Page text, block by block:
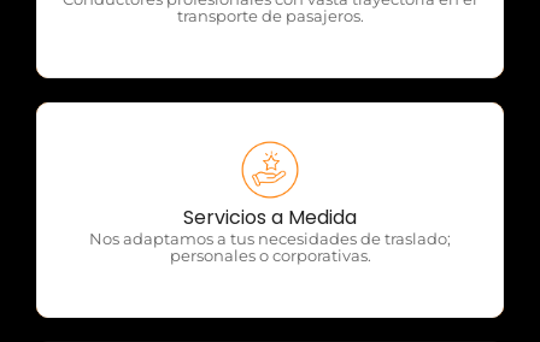
transporte de pasajeros.
Servicios a Medida
Nos adaptamos a tus necesidades de traslado;
personales o corporativas.
OTP Servicios